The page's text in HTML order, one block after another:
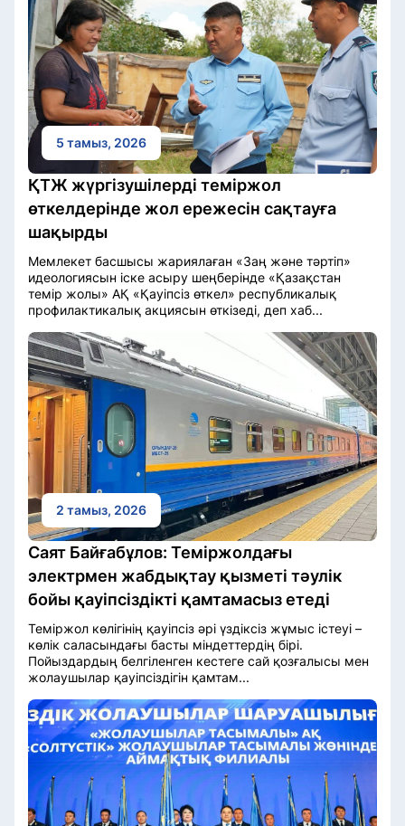
5 тамыз, 2026
ҚТЖ жүргізушілерді теміржол
өткелдерінде жол ережесін сақтауға
шақырды
Мемлекет басшысы жариялаған «Заң және тәртіп»
идеологиясын іске асыру шеңберінде «Қазақстан
темір жолы» АҚ «Қауіпсіз өткел» республикалық
профилактикалық акциясын өткізеді, деп хаб...
2 тамыз, 2026
Саят Байғабұлов: Теміржолдағы
электрмен жабдықтау қызметі тәулік
бойы қауіпсіздікті қамтамасыз етеді
Теміржол көлігінің қауіпсіз әрі үздіксіз жұмыс істеуі –
көлік саласындағы басты міндеттердің бірі.
Пойыздардың белгіленген кестеге сай қозғалысы мен
жолаушылар қауіпсіздігін қамтам...